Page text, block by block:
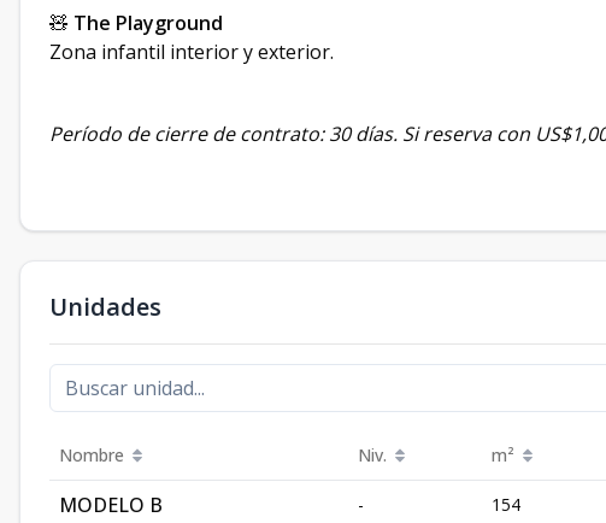
🧸 The Playground
Zona infantil interior y exterior.
Período de cierre de contrato: 30 días. Si reserva con
Unidades
Nombre Niv. m²
MODELO B - 154